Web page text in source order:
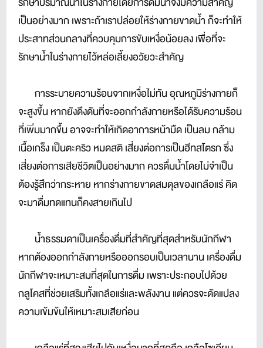
เป็นอย่างมาก เพราะถ้าเราปล่อยให้ร่างกายขาดน้ำ ก็จะทำให้
ประสาทส่วนกลางที่ควบคุมการขับเหงื่อน้อยลง เพื่อที่จะ
รักษาน้ำในร่างกายไว้หล่อเลี้ยงอวัยวะสำคัญ
การระบายความร้อนจากเหงื่อไม่ทัน อุณหภูมิร่างกายก็
จะสูงขึ้น หากยังดึงดันที่จะออกกำลังกายหรือได้รับความร้อน
ที่เพิ่มมากขึ้น อาจจะทำให้เกิดอาการหน้ามืด เป็นลม กล้าม
เนื้อเกร็ง เป็นตะคริว หมดสติ เสี่ยงต่อการเป็นฮีทสโตรก ซึ่ง
เสี่ยงต่อการเสียชีวิตเป็นอย่างมาก ควรดื่มน้ำโดยไม่จำเป็น
ต้องรู้สึกว่ากระหาย หากร่างกายขาดสมดุลของเกลือแร่ คิด
จะมาดื่มทดแทนก็คงสายเกินไป
น้ำธรรมดาเป็นเครื่องดื่มที่สำคัญที่สุดสำหรับนักกีฬา
หากต้องออกกำลังกายหรือออกรอบเป็นเวลานาน เครื่องดื่ม
นักกีฬาจะเหมาะสมที่สุดในการดื่ม เพราะประกอบไปด้วย
กลูโคสที่ช่วยเสริมทั้งเกลือแร่และพลังงาน แต่ควรจะดัดแปลง
ความเข้มข้นให้เหมาะสมเสียก่อน